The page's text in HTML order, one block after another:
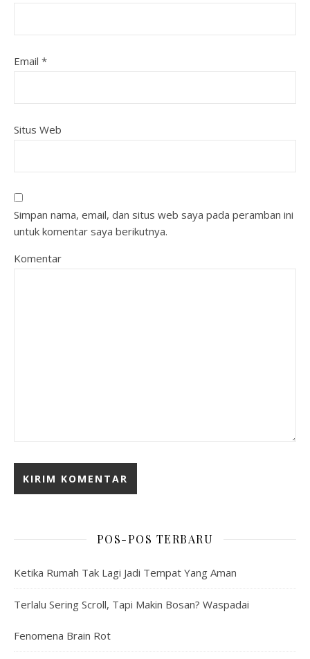
Email *
Situs Web
Simpan nama, email, dan situs web saya pada peramban ini
untuk komentar saya berikutnya.
Komentar
POS-POS TERBARU
Ketika Rumah Tak Lagi Jadi Tempat Yang Aman
Terlalu Sering Scroll, Tapi Makin Bosan? Waspadai
Fenomena Brain Rot